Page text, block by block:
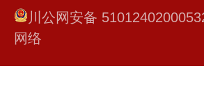
川公网安备
网络